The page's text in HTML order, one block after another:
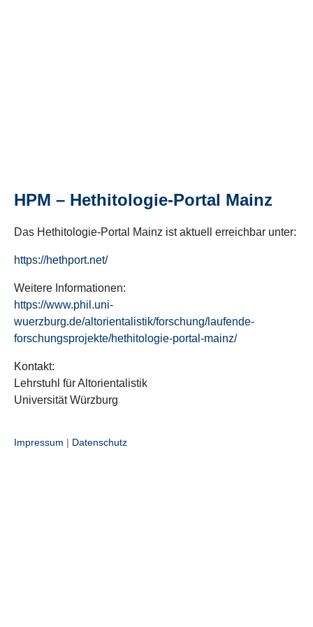
HPM – Hethitologie-Portal Mainz
Das Hethitologie-Portal Mainz ist aktuell erreichbar unter:
https://hethport.net/
Weitere Informationen:
https://www.phil.uni-
wuerzburg.de/altorientalistik/forschung/laufende-
forschungsprojekte/hethitologie-portal-mainz/
Kontakt:
Lehrstuhl für Altorientalistik
Universität Würzburg
Impressum | Datenschutz